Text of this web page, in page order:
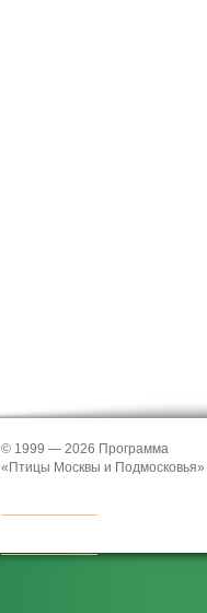
© 1999 — 2026 Программа
«Птицы Москвы и Подмосковья»